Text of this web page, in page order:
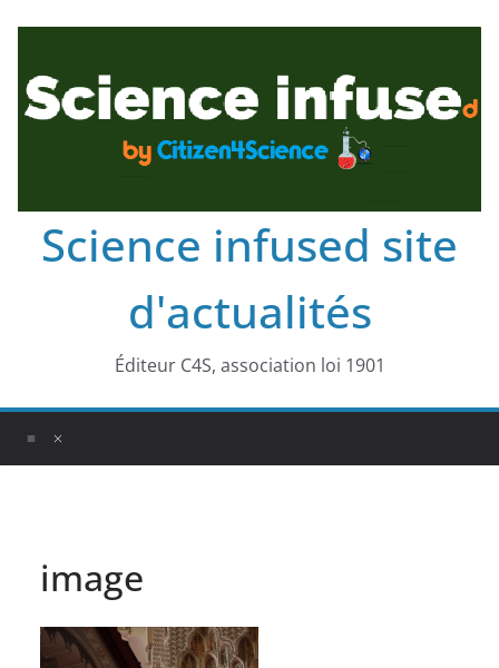
Science infused site
d'actualités
Éditeur C4S, association loi 1901
image